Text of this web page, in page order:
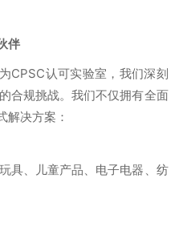
伴
CPSC认可实验室，我们深刻
合规挑战。我们不仅拥有全面
解决方案：
具、儿童产品、电子电器、纺